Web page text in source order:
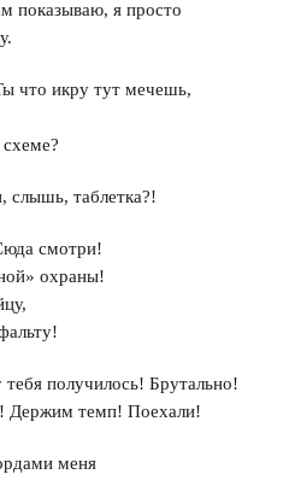
показываю, я просто
что икру тут мечешь,
слышь, таблетка?!
смотри!
охраны!
получилось! Брутально!
Держим темп! Поехали!
меня